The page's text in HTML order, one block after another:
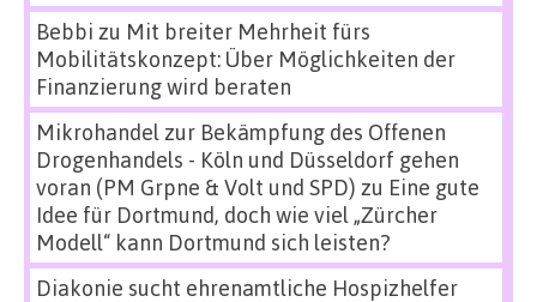
Bebbi zu Mit breiter Mehrheit fürs
Mobilitätskonzept: Über Möglichkeiten der
Finanzierung wird beraten
Mikrohandel zur Bekämpfung des Offenen
Drogenhandels - Köln und Düsseldorf gehen
voran (PM Grpne & Volt und SPD) zu Eine gute
Idee für Dortmund, doch wie viel „Zürcher
Modell“ kann Dortmund sich leisten?
Diakonie sucht ehrenamtliche Hospizhelfer